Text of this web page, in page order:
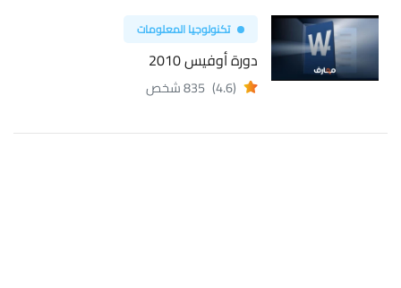
تكنولوجيا المعلومات
دورة أوفيس 2010
(4.6) 835 شخص